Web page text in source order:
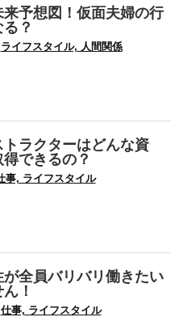
予想図！仮面夫婦の行
？
ライフスタイル, 人間関係
ラクターはどんな資
できるの？
事, ライフスタイル
全員バリバリ働きたい
！
仕事, ライフスタイル